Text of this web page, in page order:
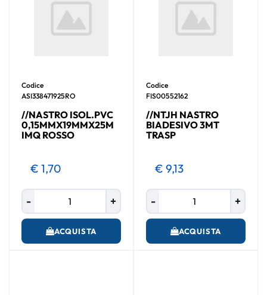
Codice
ASI338471925RO
//NASTRO ISOL.PVC
0,15MMX19MMX25M
IMQ ROSSO
€ 1,70
ACQUISTA
Codice
FIS00552162
//NTJH NASTRO
BIADESIVO 3MT
TRASP
€ 9,13
ACQUISTA